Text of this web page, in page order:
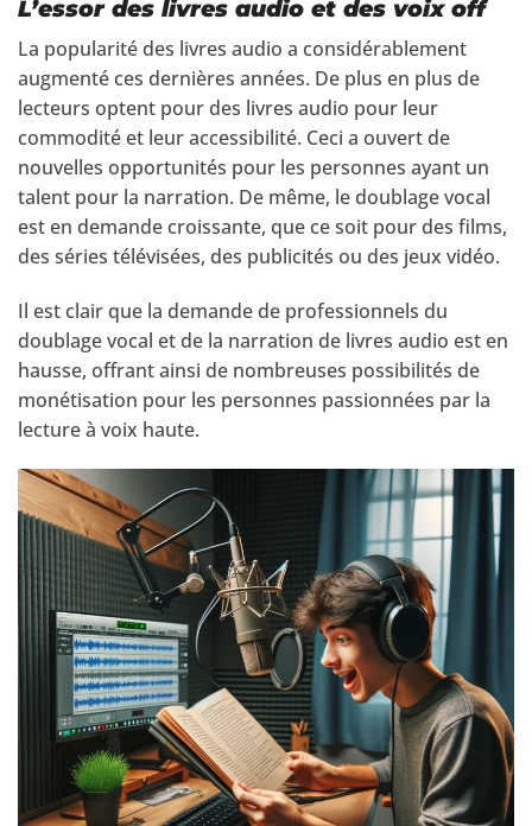
L’essor des livres audio et des voix off
La popularité des livres audio a considérablement
augmenté ces dernières années. De plus en plus de
lecteurs optent pour des livres audio pour leur
commodité et leur accessibilité. Ceci a ouvert de
nouvelles opportunités pour les personnes ayant un
talent pour la narration. De même, le doublage vocal
est en demande croissante, que ce soit pour des films,
des séries télévisées, des publicités ou des jeux vidéo.
Il est clair que la demande de professionnels du
doublage vocal et de la narration de livres audio est en
hausse, offrant ainsi de nombreuses possibilités de
monétisation pour les personnes passionnées par la
lecture à voix haute.